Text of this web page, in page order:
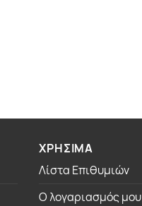
ΧΡΗΣΙΜΑ
Λίστα Επιθυμιών
Ο λογαριασμός μου